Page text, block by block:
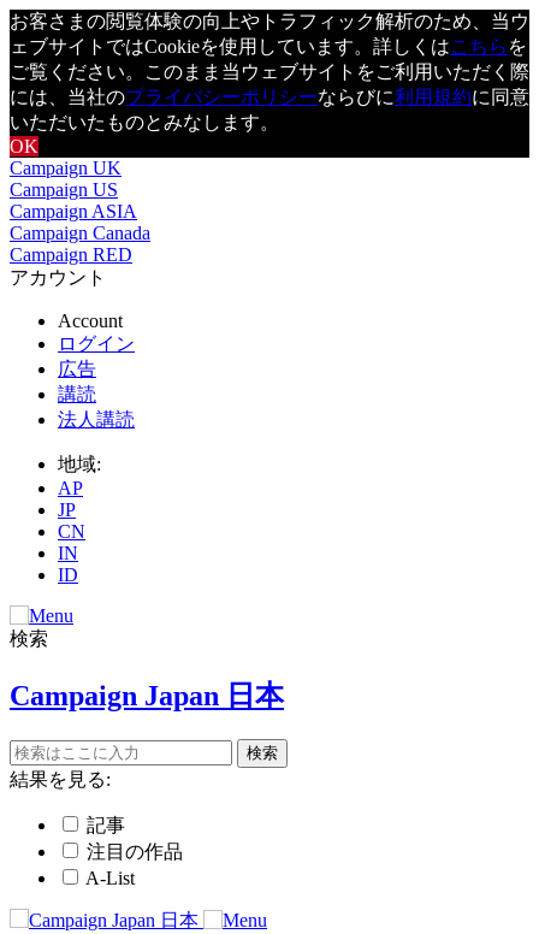
お客さまの閲覧体験の向上やトラフィック解析のため、当ウ
ェブサイトではCookieを使用しています。詳しくはこちら を
ご覧ください。このまま当ウェブサイトをご利用いただく際
には、当社のプライバシーポリシーならびに利用規約に同意
いただいたものとみなします。
OK
Campaign UK
Campaign US
Campaign ASIA
Campaign Canada
Campaign RED
アカウント
Account
ログイン
広告
講読
法人講読
地域:
AP
JP
CN
IN
ID
検索
Campaign Japan 日本
結果を見る:
記事
注目の作品
A-List